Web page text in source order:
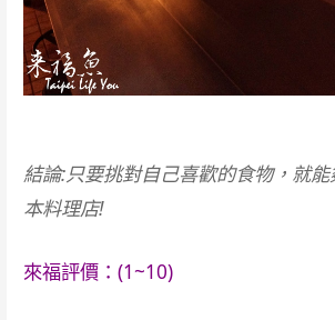
結論:只要挑對自己喜歡的食物，就
本料理店!
來福評價：(1~10)